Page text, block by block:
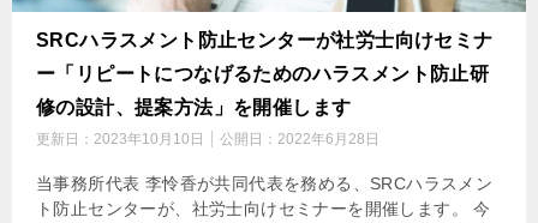
SRCハラスメント防止センターが社労士向けセミナ
ー「リピートにつなげるためのハラスメント防止研
修の設計、提案方法」を開催します
更新日： 2023年10月10日 公開日： 2022年6月28日
当事務所代表 李怜香が共同代表を務める、SRCハラスメン
ト防止センターが、社労士向けセミナーを開催します。 今